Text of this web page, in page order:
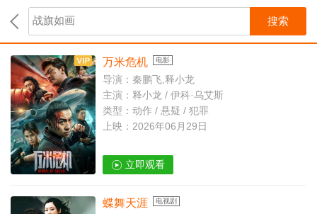
搜索
万米危机 电影
导演：秦鹏飞,释小龙
主演：释小龙 / 伊科·乌艾斯
类型：动作 / 悬疑 / 犯罪
上映：2026年06月29日
立即观看
蝶舞天涯 电视剧